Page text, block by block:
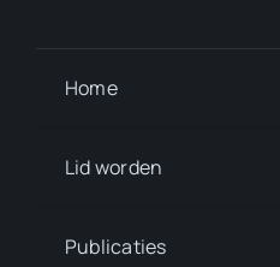
Home
Lid worden
Publicaties